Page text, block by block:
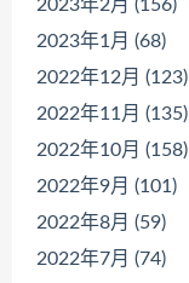
2023年2月 (156)
2023年1月 (68)
2022年12月 (123)
2022年11月 (135)
2022年10月 (158)
2022年9月 (101)
2022年8月 (59)
2022年7月 (74)